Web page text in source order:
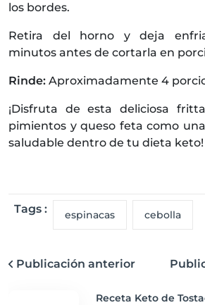
los bordes.
Retira del horno y deja
minutos antes de cortarla en
Rinde: Aproximadamente 4
¡Disfruta de esta deliciosa
pimientos y queso feta como
saludable dentro de tu dieta keto!
Tags : espinacas cebolla
Publicación anterior
Receta Keto de